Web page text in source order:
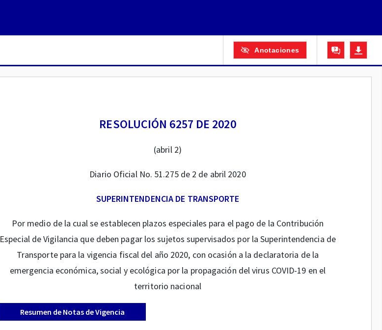
Anotaciones
RESOLUCIÓN 6257 DE 2020
(abril 2)
Diario Oficial No. 51.275 de 2 de abril 2020
SUPERINTENDENCIA DE TRANSPORTE
Por medio de la cual se establecen plazos especiales para el pago de la Contribución
Especial de Vigilancia que deben pagar los sujetos supervisados por la Superintendencia de
Transporte para la vigencia fiscal del año 2020, con ocasión a la declaratoria de la
emergencia económica, social y ecológica por la propagación del virus COVID-19 en el
territorio nacional
Resumen de Notas de Vigencia